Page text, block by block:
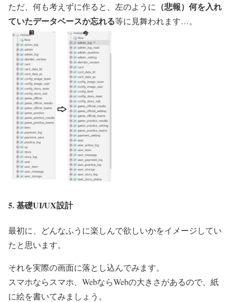
ただ、何も考えずに作ると、左のように （悲報）何を入れ
ていたデータベースか忘れる等に見舞われます…。
5. 基礎UI/UX設計
最初に、どんなふうに楽しんで欲しいかをイメージしてい
たと思います。
それを実際の画面に落とし込んでみます。
スマホならスマホ、WebならWebの大きさがあるので、紙
に絵を書いてみましょう。